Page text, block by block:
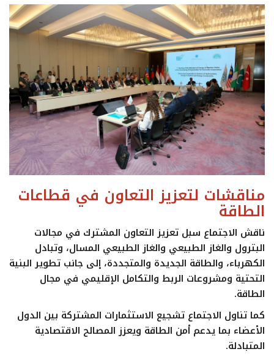
مناقشات لتعزيز التعاون في قطاعات
الطاقة
ناقش الاجتماع سبل تعزيز التعاون المشترك في مجالات
البترول والغاز الطبيعي والغاز الطبيعي المسال، وتبادل
الكهرباء، والطاقة الجديدة والمتجددة، إلى جانب تطوير البنية
التحتية ومشروعات الربط والتكامل الإقليمي في مجال
الطاقة.
كما تناول الاجتماع تشجيع الاستثمارات المشتركة بين الدول
الأعضاء بما يدعم أمن الطاقة ويعزز المصالح الاقتصادية
المتبادلة.